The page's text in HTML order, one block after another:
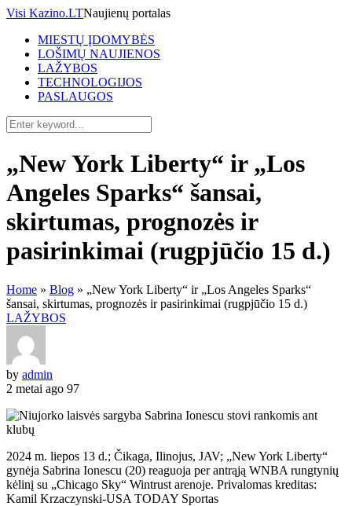
Visi Kazino.LTNaujienų portalas
MIESTŲ ĮDOMYBĖS
LOŠIMŲ NAUJIENOS
LAŽYBOS
TECHNOLOGIJOS
PASLAUGOS
„New York Liberty“ ir „Los
Angeles Sparks“ šansai,
skirtumas, prognozės ir
pasirinkimai (rugpjūčio 15 d.)
Home » Blog » „New York Liberty“ ir „Los Angeles Sparks“
šansai, skirtumas, prognozės ir pasirinkimai (rugpjūčio 15 d.)
LAŽYBOS
by admin
2 metai ago 97
2024 m. liepos 13 d.; Čikaga, Ilinojus, JAV; „New York Liberty“
gynėja Sabrina Ionescu (20) reaguoja per antrąją WNBA rungtynių
kėlinį su „Chicago Sky“ Wintrust arenoje. Privalomas kreditas:
Kamil Krzaczynski-USA TODAY Sportas